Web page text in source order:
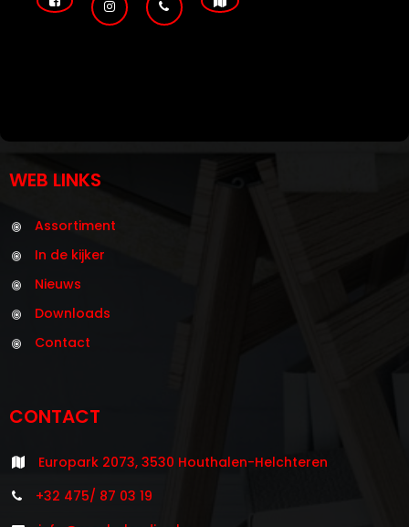
WEB LINKS
Assortiment
In de kijker
Nieuws
Downloads
Contact
CONTACT
Europark 2073, 3530 Houthalen-Helchteren
+32 475/ 87 03 19